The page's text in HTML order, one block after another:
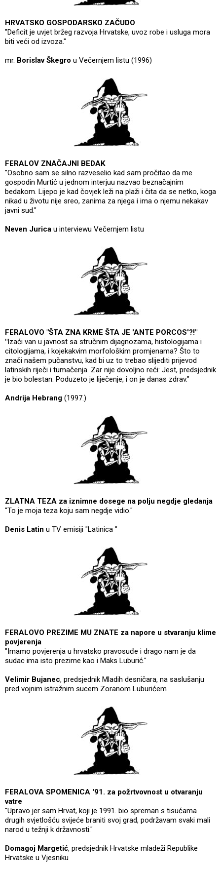
HRVATSKO GOSPODARSKO ZAČUDO
"Deficit je uvjet bržeg razvoja Hrvatske, uvoz robe i usluga mora
biti veći od izvoza."
mr. Borislav Škegro u Večernjem listu (1996)
FERALOV ZNAČAJNI BEDAK
"Osobno sam se silno razveselio kad sam pročitao da me
gospodin Murtić u jednom interjuu nazvao beznačajnim
bedakom. Lijepo je kad čovjek leži na plaži i čita da se netko, koga
nikad u životu nije sreo, zanima za njega i ima o njemu nekakav
javni sud."
Neven Jurica u interviewu Večernjem listu
FERALOVO "ŠTA ZNA KRME ŠTA JE 'ANTE PORCOS'?!"
"Izaći van u javnost sa stručnim dijagnozama, histologijama i
citologijama, i kojekakvim morfološkim promjenama? Što to
znači našem pučanstvu, kad bi uz to trebao slijediti prijevod
latinskih riječi i tumačenja. Zar nije dovoljno reći: Jest, predsjednik
je bio bolestan. Poduzeto je liječenje, i on je danas zdrav."
Andrija Hebrang (1997.)
ZLATNA TEZA za iznimne dosege na polju negdje gledanja
"To je moja teza koju sam negdje vidio."
Denis Latin u TV emisiji "Latinica "
FERALOVO PREZIME MU ZNATE za napore u stvaranju klime
povjerenja
"Imamo povjerenja u hrvatsko pravosuđe i drago nam je da
sudac ima isto prezime kao i Maks Luburić."
Velimir Bujanec, predsjednik Mladih desničara, na saslušanju
pred vojnim istražnim sucem Zoranom Luburićem
FERALOVA SPOMENICA '91. za požrtvovnost u otvaranju
vatre
"Upravo jer sam Hrvat, koji je 1991. bio spreman s tisućama
drugih svjetlošću svijeće braniti svoj grad, podržavam svaki mali
narod u težnji k državnosti."
Domagoj Margetić, predsjednik Hrvatske mladeži Republike
Hrvatske u Vjesniku